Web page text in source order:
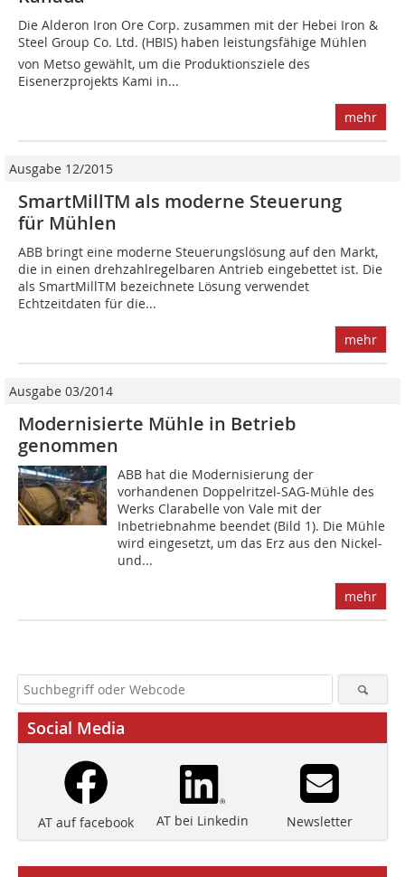
Die Alderon Iron Ore Corp. zusammen mit der Hebei Iron &
Steel Group Co. Ltd. (HBIS) haben leistungsfähige Mühlen
von Metso gewählt, um die Produktionsziele des
Eisenerzprojekts Kami in...
mehr
Ausgabe 12/2015
SmartMillTM als moderne Steuerung
für Mühlen­
ABB bringt eine moderne Steuerungslösung auf den Markt,
die in einen drehzahlregelbaren Antrieb eingebettet ist. Die
als SmartMillTM bezeichnete Lösung verwendet
Echtzeitdaten für die...
mehr
Ausgabe 03/2014
Modernisierte Mühle in Betrieb
genommen
ABB hat die Modernisierung der
vorhandenen Doppelritzel-SAG-Mühle des
Werks Clarabelle von Vale mit der
Inbetriebnahme beendet (Bild 1). Die Mühle
wird eingesetzt, um das Erz aus den Nickel-
und...
mehr
Social Media
AT auf facebook AT bei Linkedin Newsletter